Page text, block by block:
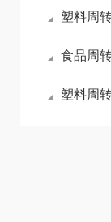
塑料周转
食品周转筐
塑料周转